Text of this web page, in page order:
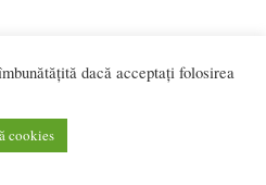
dacă acceptați folosirea
cookies